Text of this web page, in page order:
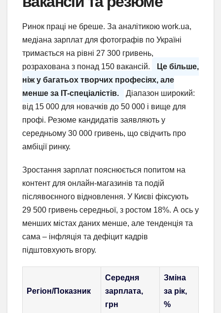
Ринок праці не бреше. За аналітикою work.ua,
медіана зарплат для фотографів по Україні
тримається на рівні 27 300 гривень,
розрахована з понад 150 вакансій.
Це більше,
ніж у багатьох творчих професіях, але
менше за IT-спеціалістів.
Діапазон широкий:
від 15 000 для новачків до 50 000 і вище для
профі. Резюме кандидатів заявляють у
середньому 30 000 гривень, що свідчить про
амбіції ринку.
Зростання зарплат пояснюється попитом на
контент для онлайн-магазинів та подій
післявоєнного відновлення. У Києві фіксують
29 500 гривень середньої, з ростом 18%. А ось у
менших містах даних менше, але тенденція та
сама – інфляція та дефіцит кадрів
підштовхують вгору.
Регіон/Показник
Середня
зарплата,
грн
Зміна
за рік,
%